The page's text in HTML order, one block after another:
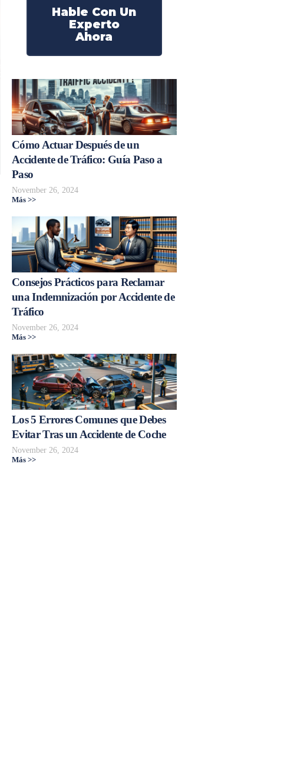
Hable Con Un
Experto
Ahora
Cómo Actuar Después de un
Accidente de Tráfico: Guía Paso a
Paso
November 26, 2024
Más >>
Consejos Prácticos para Reclamar
una Indemnización por Accidente de
Tráfico
November 26, 2024
Más >>
Los 5 Errores Comunes que Debes
Evitar Tras un Accidente de Coche
November 26, 2024
Más >>